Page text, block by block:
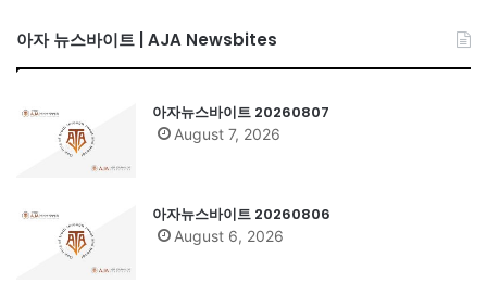
아자 뉴스바이트 | AJA Newsbites
아자뉴스바이트 20260807
August 7, 2026
아자뉴스바이트 20260806
August 6, 2026